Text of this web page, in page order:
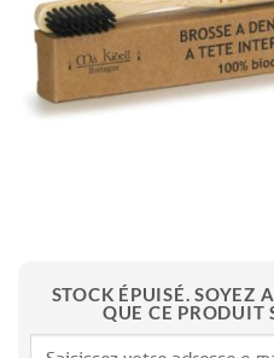
STOCK ÉPUISÉ. SOYEZ
QUE CE PRODUIT